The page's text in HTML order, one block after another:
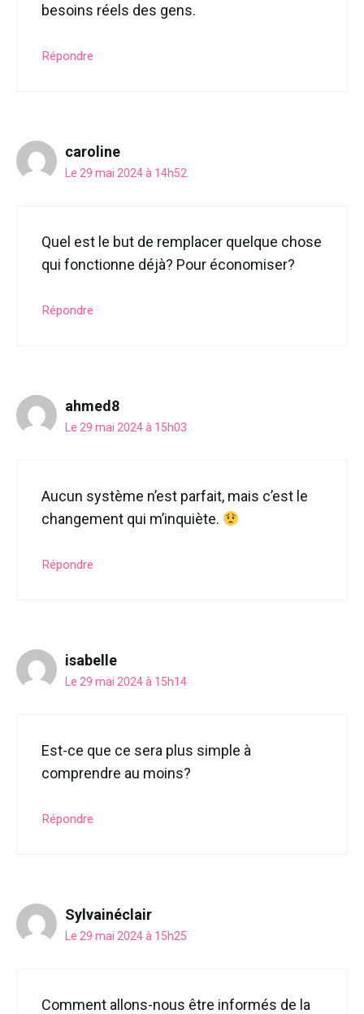
besoins réels des gens.
Répondre
caroline
Le 29 mai 2024 à 14h52
Quel est le but de remplacer quelque chose
qui fonctionne déjà? Pour économiser?
Répondre
ahmed8
Le 29 mai 2024 à 15h03
Aucun système n’est parfait, mais c’est le
changement qui m’inquiète.
Répondre
isabelle
Le 29 mai 2024 à 15h14
Est-ce que ce sera plus simple à
comprendre au moins?
Répondre
Sylvainéclair
Le 29 mai 2024 à 15h25
Comment allons-nous être informés de la